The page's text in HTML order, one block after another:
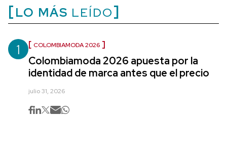
LO MÁS LEÍDO
1 COLOMBIAMODA 2026
Colombiamoda 2026 apuesta por la
identidad de marca antes que el precio
julio 31, 2026